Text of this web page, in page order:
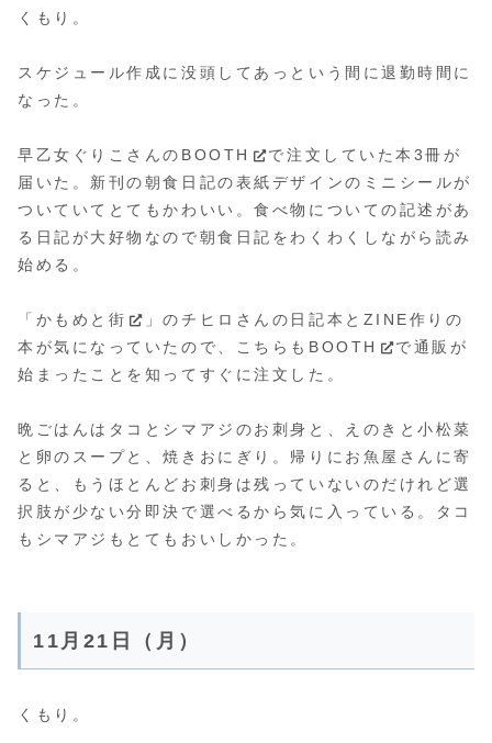
くもり。
スケジュール作成に没頭してあっという間に退勤時間に
なった。
早乙女ぐりこさんのBOOTH
で注文していた本3冊が
届いた。新刊の朝食日記の表紙デザインのミニシールが
ついていてとてもかわいい。食べ物についての記述があ
る日記が大好物なので朝食日記をわくわくしながら読み
始める。
「 かもめと街
」のチヒロさんの日記本とZINE作りの
本が気になっていたので、こちらも BOOTH
で通販が
始まったことを知ってすぐに注文した。
晩ごはんはタコとシマアジのお刺身と、えのきと小松菜
と卵のスープと、焼きおにぎり。帰りにお魚屋さんに寄
ると、もうほとんどお刺身は残っていないのだけれど選
択肢が少ない分即決で選べるから気に入っている。タコ
もシマアジもとてもおいしかった。
11月21日（月）
くもり。